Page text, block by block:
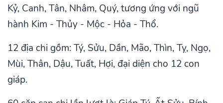
Kỷ, Canh, Tân, Nhâm, Quý, tương ứng với ngũ
hành Kim - Thủy - Mộc - Hỏa - Thổ.
12 địa chi gồm: Tý, Sửu, Dần, Mão, Thìn, Tỵ, Ngọ,
Mùi, Thân, Dậu, Tuất, Hợi, đại diện cho 12 con
giáp.